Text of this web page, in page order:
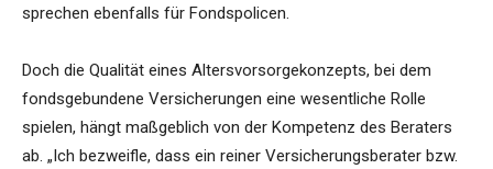
sprechen ebenfalls für Fondspolicen.
Doch die Qualität eines Altersvorsorgekonzepts, bei dem
fondsgebundene Versicherungen eine wesentliche Rolle
spielen, hängt maßgeblich von der Kompetenz des Beraters
ab. „Ich bezweifle, dass ein reiner Versicherungsberater bzw.